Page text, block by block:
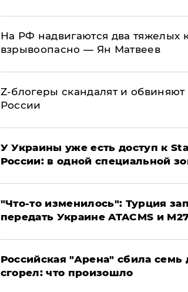
На РФ надвигаются два тяжелых
взрывоопасно — Ян Матвеев
Z-блогеры скандалят и обвиняют
России
У Украины уже есть доступ к
России: в одной специальной
​"Что-то изменилось": Турция
передать Украине ATACMS и
​Российская "Арена" сбила семь
сгорел: что произошло